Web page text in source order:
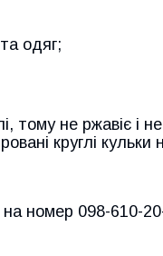
одяг;
тому не ржавіє і
круглі кульки
номер 098-610-